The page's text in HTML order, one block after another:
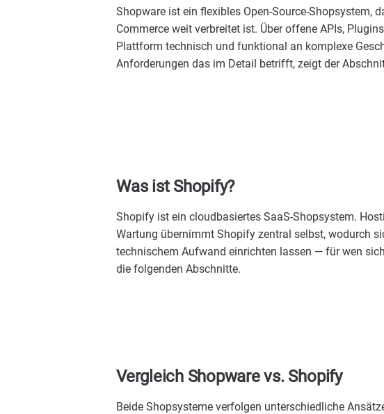
Shopware ist ein flexibles Open-Source-Shopsystem,
Commerce weit verbreitet ist. Über offene APIs,
Plattform technisch und funktional an komplexe
Anforderungen das im Detail betrifft, zeigt der
Was ist Shopify?
Shopify ist ein cloudbasiertes SaaS-Shopsystem.
Wartung übernimmt Shopify zentral selbst, wodurch
technischem Aufwand einrichten lassen — für wen
die folgenden Abschnitte.
Vergleich Shopware vs. Shopify
Beide Shopsysteme verfolgen unterschiedliche